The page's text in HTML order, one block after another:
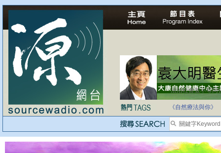
法治社會並不等同
《自然療法與你》